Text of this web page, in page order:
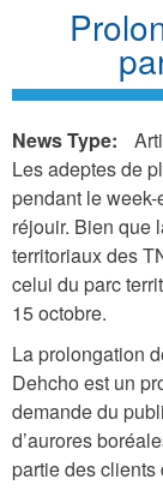
News Type:
Les adeptes de
pendant le week-
réjouir. Bien que
territoriaux des
celui du parc
15 octobre.
La prolongation
Dehcho est un
demande du
d’aurores
partie des clients